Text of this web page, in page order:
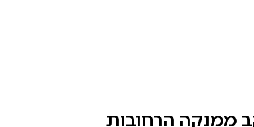
ממנקה הרחובות